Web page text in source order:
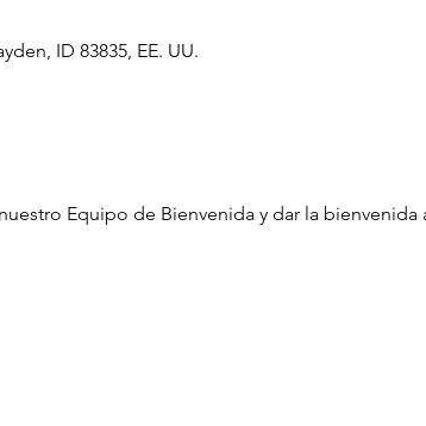
ID 83835, EE. UU.
Equipo de Bienvenida y dar la bienvenida